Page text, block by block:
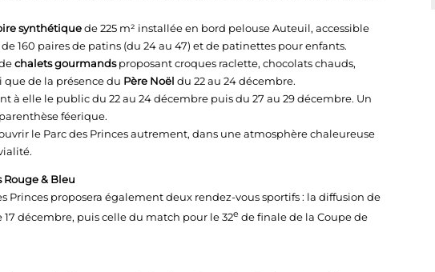
synthétiquede 225 m² installée en bord pelouse Auteuil, accessible
160 paires de patins (du 24 au 47) et de patinettes pour enfants.
chalets gourmandsproposant croques raclette, chocolats chauds,
que de la présence du Père Noël du 22 au 24 décembre.
à elle le public du 22 au 24 décembre puis du 27 au 29 décembre. Un
féerique.
le Parc des Princes autrement, dans une atmosphère chaleureuse
Rouge & Bleu
Princes proposera également deux rendez-vous sportifs : la diffusion de
décembre, puis celle du match pour le 32e de finale de la Coupe de